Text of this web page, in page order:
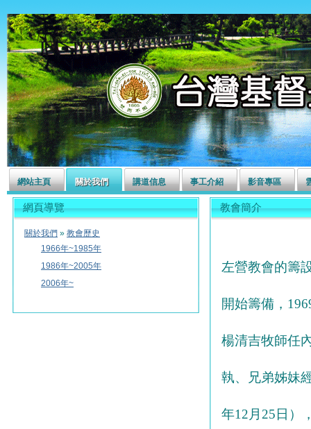
左營長老教會
網站主頁 關於我們 講道信息 事工介紹 影音專區
網頁導覽
關於我們 » 教會歷史
1966年~1985年
1986年~2005年
2006年~
教會簡介
左營教會的籌
開始籌備，
楊清吉牧師任
執、兄弟姊妹
年12月25日）